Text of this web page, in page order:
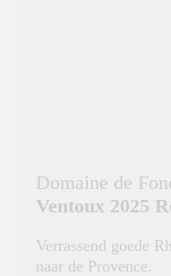
Domaine de
Ventoux 2025
Verrassend goede
naar de Provence.